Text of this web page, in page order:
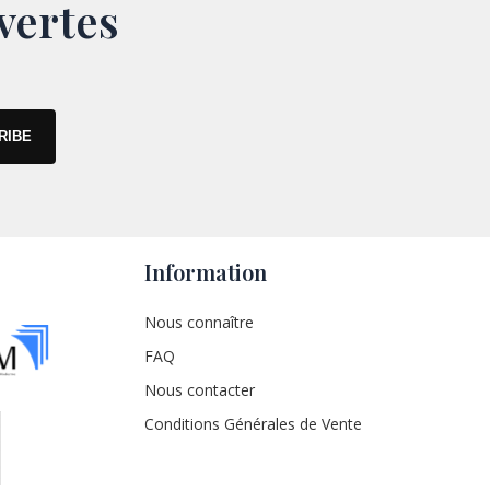
Information
Nous connaître
FAQ
Nous contacter
Conditions Générales de Vente